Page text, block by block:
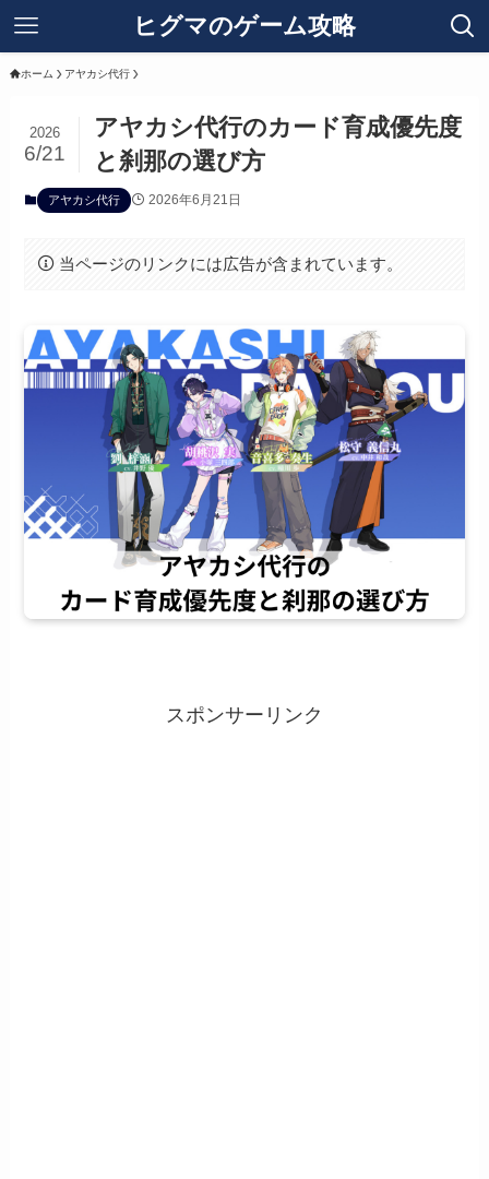
ヒグマのゲーム攻略
ホーム アヤカシ代行
アヤカシ代行のカード育成優先度
と刹那の選び方
2026
6/21
アヤカシ代行 2026年6月21日
当ページのリンクには広告が含まれています。
スポンサーリンク